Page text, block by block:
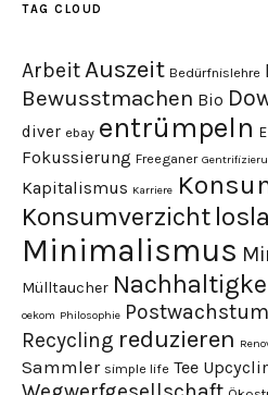
TAG CLOUD
ArbeitAuszeit Bedürfnislehre
Bewusstmachen Bio
diver ebay entrümpeln
Fokussierung Freeganer
Kapitalismus Karriere
Konsumverzicht
Minimalismus
Mülltaucher
oekom Philosophie
Recycling reduzieren
Sammler simple life Tee